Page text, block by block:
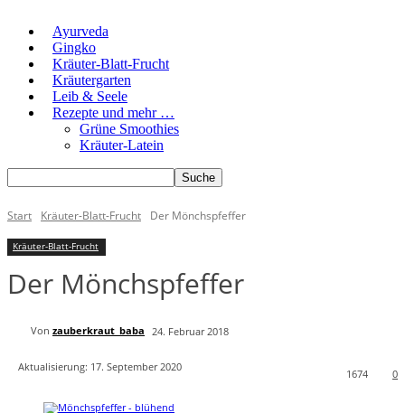
Ayurveda
Gingko
Kräuter-Blatt-Frucht
Kräutergarten
Leib & Seele
Rezepte und mehr …
Grüne Smoothies
Kräuter-Latein
Start Kräuter-Blatt-Frucht Der Mönchspfeffer
Kräuter-Blatt-Frucht
Der Mönchspfeffer
Von zauberkraut_baba 24. Februar 2018
Aktualisierung: 17. September 2020
0
1674